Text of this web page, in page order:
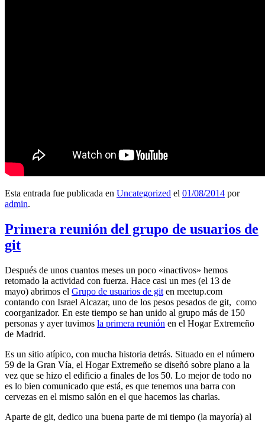
Esta entrada fue publicada en Uncategorized el 01/08/2014 por
admin.
Primera reunión del grupo de usuarios de
git
Después de unos cuantos meses un poco «inactivos» hemos
retomado la actividad con fuerza. Hace casi un mes (el 13 de
mayo) abrimos el Grupo de usuarios de git en meetup.com
contando con Israel Alcazar, uno de los pesos pesados de git, como
coorganizador. En este tiempo se han unido al grupo más de 150
personas y ayer tuvimos la primera reunión en el Hogar Extremeño
de Madrid.
Es un sitio atípico, con mucha historia detrás. Situado en el número
59 de la Gran Vía, el Hogar Extremeño se diseñó sobre plano a la
vez que se hizo el edificio a finales de los 50. Lo mejor de todo no
es lo bien comunicado que está, es que tenemos una barra con
cervezas en el mismo salón en el que hacemos las charlas.
Aparte de git, dedico una buena parte de mi tiempo (la mayoría) al